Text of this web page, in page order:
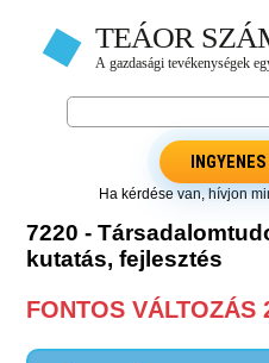
Ha kérdése van, hívjon
7220 -
kutatás, fejlesztés
FONTOS VÁLTOZÁS